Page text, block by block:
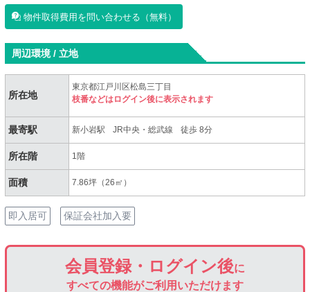
物件取得費用を問い合わせる（無料）
周辺環境 / 立地
所在地
東京都江戸川区松島三丁目
枝番などはログイン後に表示されます
最寄駅 新小岩駅 JR中央・総武線 徒歩 8分
所在階 1階
面積 7.86坪（26㎡）
即入居可 保証会社加入要
会員登録・ログイン後に
すべての機能がご利用いただけます